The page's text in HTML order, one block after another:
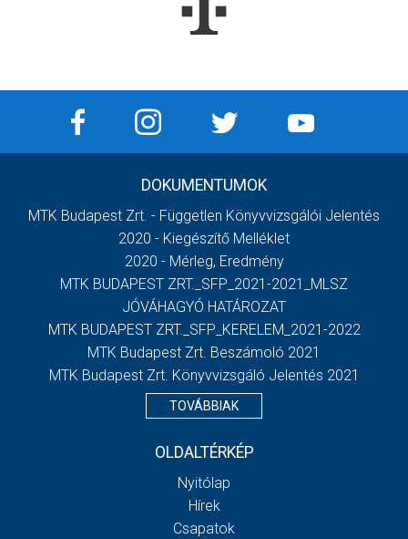
DOKUMENTUMOK
MTK Budapest Zrt. - Független Könyvvizsgálói Jelentés
2020 - Kiegészítő Melléklet
2020 - Mérleg, Eredmény
MTK BUDAPEST ZRT._SFP_2021-2021_MLSZ
JÓVÁHAGYÓ HATÁROZAT
MTK BUDAPEST ZRT._SFP_KERELEM_2021-2022
MTK Budapest Zrt. Beszámoló 2021
MTK Budapest Zrt. Könyvvizsgáló Jelentés 2021
TOVÁBBIAK
OLDALTÉRKÉP
Nyitólap
Hírek
Csapatok